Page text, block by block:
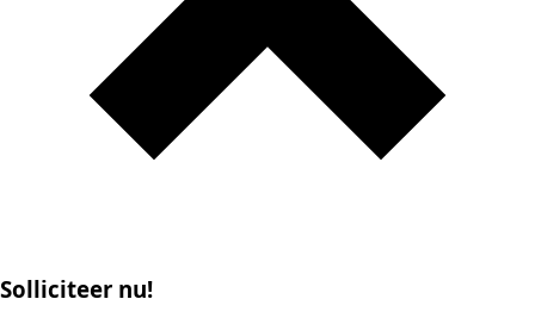
Solliciteer nu!